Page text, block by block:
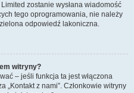
zostanie wysłana wiadomość
tego oprogramowania, nie należy
odpowiedź lakoniczna.
witryny?
– jeśli funkcja ta jest włączona
„Kontakt z nami”. Członkowie witryny